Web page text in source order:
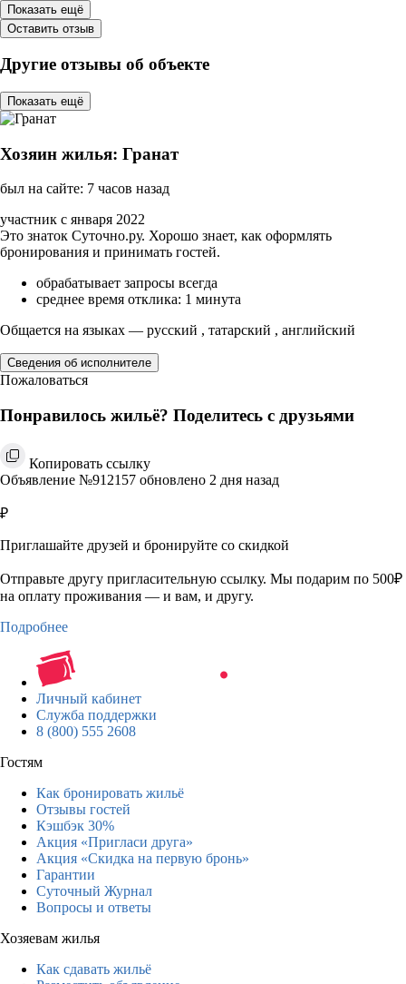
Показать ещё
Оставить отзыв
Другие отзывы об объекте
Показать ещё
Хозяин жилья: Гранат
был на сайте: 7 часов назад
участник с января 2022
Это знаток Суточно.ру. Хорошо знает, как оформлять
бронирования и принимать гостей.
обрабатывает запросы всегда
среднее время отклика: 1 минута
Общается на языках — русский , татарский , английский
Сведения об исполнителе
Пожаловаться
Понравилось жильё? Поделитесь с друзьями
Копировать ссылку
Объявление №912157 обновлено 2 дня назад
₽
Приглашайте друзей и бронируйте со скидкой
Отправьте другу пригласительную ссылку. Мы подарим по 500₽
на оплату проживания — и вам, и другу.
Подробнее
Личный кабинет
Служба поддержки
8 (800) 555 2608
Гостям
Как бронировать жильё
Отзывы гостей
Кэшбэк 30%
Акция «Пригласи друга»
Акция «Скидка на первую бронь»
Гарантии
Суточный Журнал
Вопросы и ответы
Хозяевам жилья
Как сдавать жильё